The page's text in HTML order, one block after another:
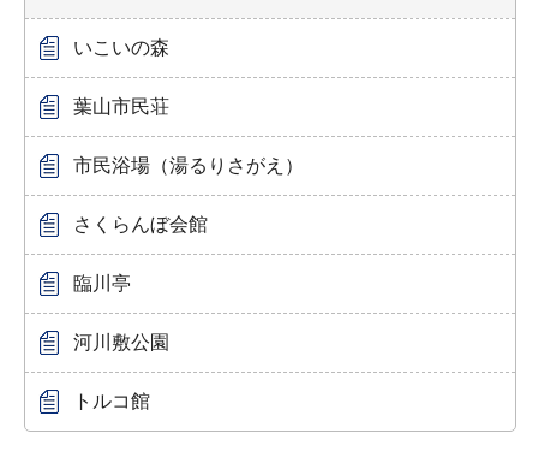
いこいの森
葉山市民荘
市民浴場（湯るりさがえ）
さくらんぼ会館
臨川亭
河川敷公園
トルコ館